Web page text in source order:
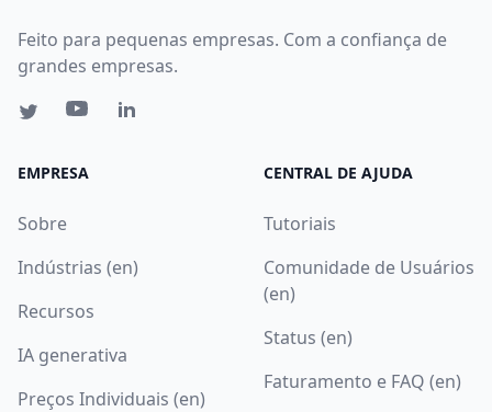
Feito para pequenas empresas. Com a confiança de
grandes empresas.
EMPRESA
Sobre
Indústrias (en)
Recursos
IA generativa
Preços Individuais (en)
CENTRAL DE AJUDA
Tutoriais
Comunidade de Usuários
(en)
Status (en)
Faturamento e FAQ (en)